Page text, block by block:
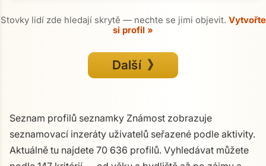
Stovky lidí zde hledají skrytě — nechte se jimi objevit. Vytvořte
si profil »
Další 》
Seznam profilů seznamky Známost zobrazuje
seznamovací inzeráty uživatelů seřazené podle aktivity.
Aktuálně tu najdete 70 636 profilů. Vyhledávat můžete